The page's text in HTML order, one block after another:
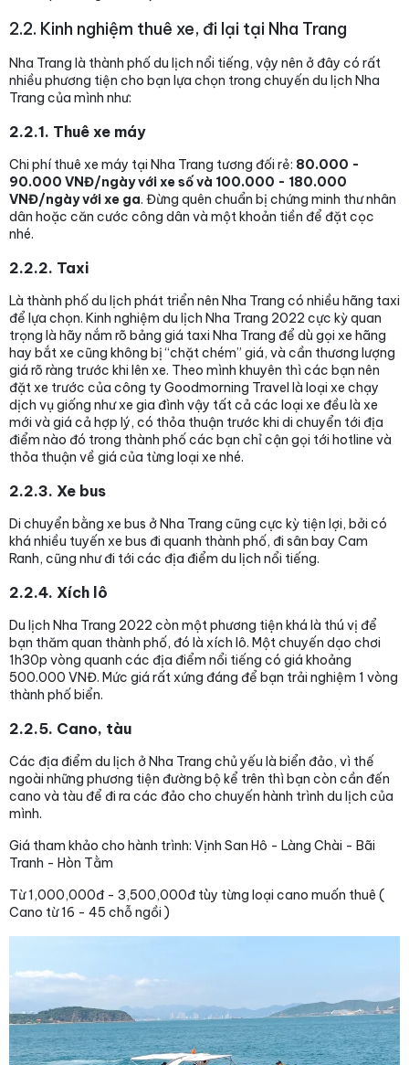
2.2. Kinh nghiệm thuê xe, đi lại tại Nha Trang
Nha Trang là thành phố du lịch nổi tiếng, vậy nên ở đây có rất
nhiều phương tiện cho bạn lựa chọn trong chuyến du lịch Nha
Trang của mình như:
2.2.1. Thuê xe máy
Chi phí thuê xe máy tại Nha Trang tương đối rẻ: 80.000 -
90.000 VNĐ/ngày với xe số và 100.000 - 180.000
VNĐ/ngày với xe ga. Đừng quên chuẩn bị chứng minh thư nhân
dân hoặc căn cước công dân và một khoản tiền để đặt cọc
nhé.
2.2.2. Taxi
Là thành phố du lịch phát triển nên Nha Trang có nhiều hãng taxi
để lựa chọn. Kinh nghiệm du lịch Nha Trang 2022 cực kỳ quan
trọng là hãy nắm rõ bảng giá taxi Nha Trang để dù gọi xe hãng
hay bắt xe cũng không bị “chặt chém” giá, và cần thương lượng
giá rõ ràng trước khi lên xe. Theo mình khuyên thì các bạn nên
đặt xe trước của công ty Goodmorning Travel là loại xe chạy
dịch vụ giống như xe gia đình vậy tất cả các loại xe đều là xe
mới và giá cả hợp lý, có thỏa thuận trước khi di chuyển tới địa
điểm nào đó trong thành phố các bạn chỉ cận gọi tới hotline và
thỏa thuận về giá của từng loại xe nhé.
2.2.3. Xe bus
Di chuyển bằng xe bus ở Nha Trang cũng cực kỳ tiện lợi, bởi có
khá nhiều tuyến xe bus đi quanh thành phố, đi sân bay Cam
Ranh, cũng như đi tới các địa điểm du lịch nổi tiếng.
2.2.4. Xích lô
Du lịch Nha Trang 2022 còn một phương tiện khá là thú vị để
bạn thăm quan thành phố, đó là xích lô. Một chuyến dạo chơi
1h30p vòng quanh các địa điểm nổi tiếng có giá khoảng
500.000 VNĐ. Mức giá rất xứng đáng để bạn trải nghiệm 1 vòng
thành phố biển.
2.2.5. Cano, tàu
Các địa điểm du lịch ở Nha Trang chủ yếu là biển đảo, vì thế
ngoài những phương tiện đường bộ kể trên thì bạn còn cần đến
cano và tàu để đi ra các đảo cho chuyến hành trình du lịch của
mình.
Giá tham khảo cho hành trình: Vịnh San Hô - Làng Chài - Bãi
Tranh - Hòn Tằm
Từ 1,000,000đ - 3,500,000đ tùy từng loại cano muốn thuê (
Cano từ 16 - 45 chỗ ngồi )